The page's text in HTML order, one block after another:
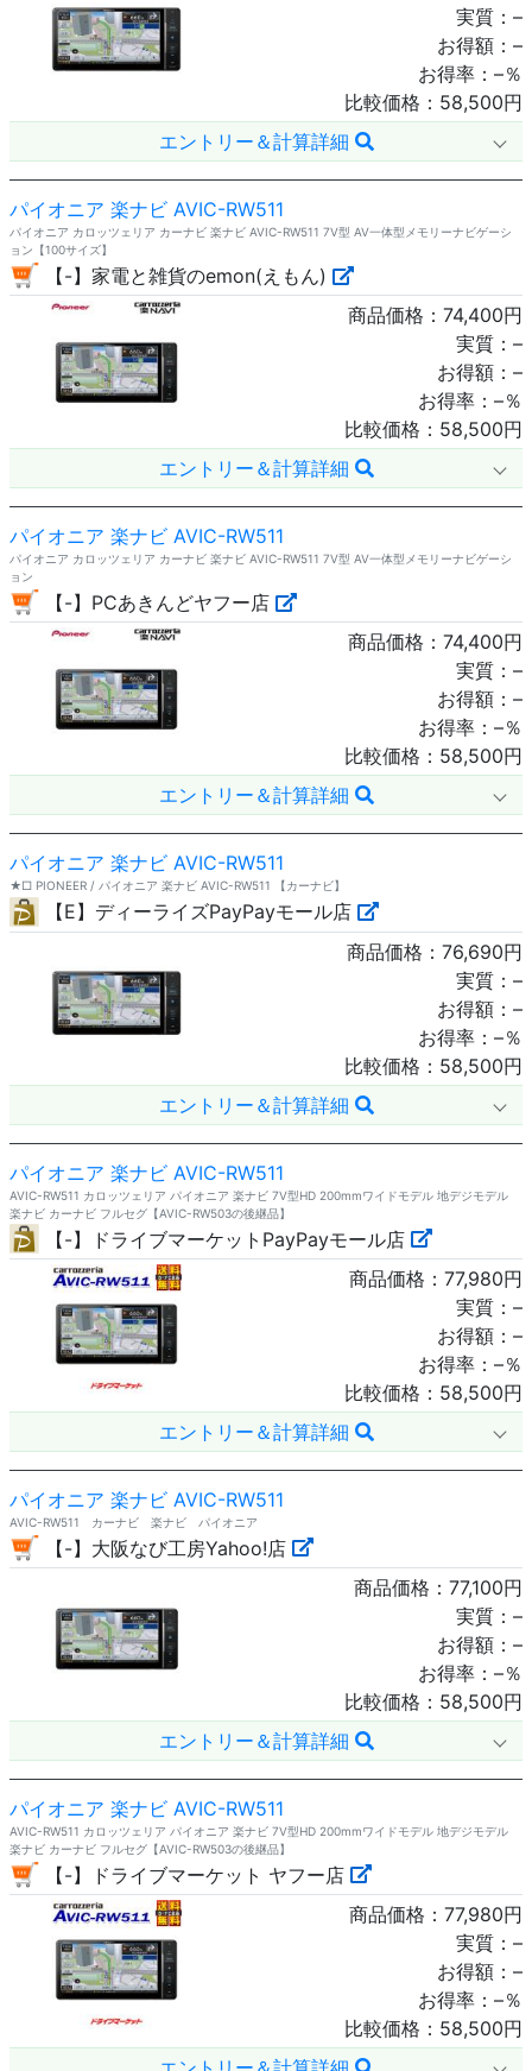
実質： –
お得額： –
お得率： –％
比較価格： 58,500円
エントリー＆計算詳細
パイオニア 楽ナビ AVIC-RW511
パイオニア カロッツェリア カーナビ 楽ナビ AVIC-RW511 7V型 AV一体型メモリーナビゲーシ
ョン【100サイズ】
【-】家電と雑貨のemon(えもん)
商品価格： 74,400円
実質： –
お得額： –
お得率： –％
比較価格： 58,500円
エントリー＆計算詳細
パイオニア 楽ナビ AVIC-RW511
パイオニア カロッツェリア カーナビ 楽ナビ AVIC-RW511 7V型 AV一体型メモリーナビゲーシ
ョン
【-】PCあきんどヤフー店
商品価格： 74,400円
実質： –
お得額： –
お得率： –％
比較価格： 58,500円
エントリー＆計算詳細
パイオニア 楽ナビ AVIC-RW511
★□ PIONEER / パイオニア 楽ナビ AVIC-RW511 【カーナビ】
【E】ディーライズPayPayモール店
商品価格： 76,690円
実質： –
お得額： –
お得率： –％
比較価格： 58,500円
エントリー＆計算詳細
パイオニア 楽ナビ AVIC-RW511
AVIC-RW511 カロッツェリア パイオニア 楽ナビ 7V型HD 200mmワイドモデル 地デジモデル
楽ナビ カーナビ フルセグ【AVIC-RW503の後継品】
【-】ドライブマーケットPayPayモール店
商品価格： 77,980円
実質： –
お得額： –
お得率： –％
比較価格： 58,500円
エントリー＆計算詳細
パイオニア 楽ナビ AVIC-RW511
AVIC-RW511 カーナビ 楽ナビ パイオニア
【-】大阪なび工房Yahoo!店
商品価格： 77,100円
実質： –
お得額： –
お得率： –％
比較価格： 58,500円
エントリー＆計算詳細
パイオニア 楽ナビ AVIC-RW511
AVIC-RW511 カロッツェリア パイオニア 楽ナビ 7V型HD 200mmワイドモデル 地デジモデル
楽ナビ カーナビ フルセグ【AVIC-RW503の後継品】
【-】ドライブマーケット ヤフー店
商品価格： 77,980円
実質： –
お得額： –
お得率： –％
比較価格： 58,500円